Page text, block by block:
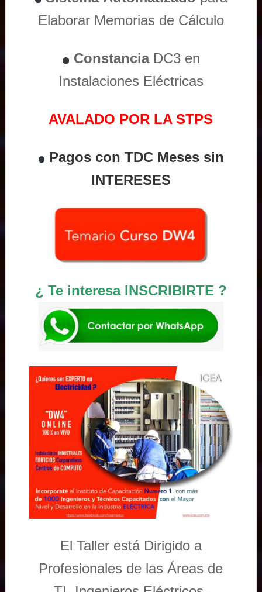
Elaborar Memorias de Cálculo
ConstanciaDC3 en
Instalaciones Eléctricas
AVALADO POR LA STPS
Pagos con TDC Meses sin
INTERESES
¿ Te interesa INSCRIBIRTE ?
El Taller está Dirigido a
Profesionales de las Áreas de